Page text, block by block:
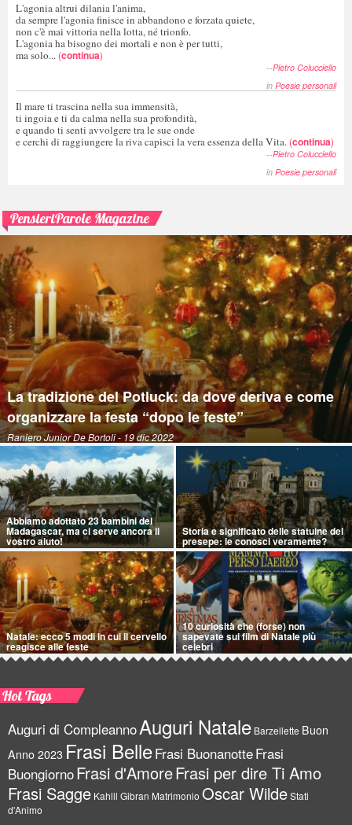
L'agonia altrui dilania l'anima,
da sempre l'agonia finisce in abbandono e forzata quiete,
non c'è mai vittoria nella lotta, né trionfo.
L'agonia ha bisogno dei mortali e non è per tutti,
ma solo... (continua)
--Pietro Colucciello
in Poesie personali
Il mare ti trascina nella sua immensità,
ti ingoia e ti da calma nella sua profondità,
e quando ti senti avvolgere tra le sue onde
e cerchi di raggiungere la riva capisci la vera essenza della Vita. (continua)
--Pietro Colucciello
in Poesie personali
PensieriParole Magazine
La tradizione del Potluck: da dove deriva e come
organizzare la festa “dopo le feste”
Raniero Junior De Bortoli- 19 dic 2022
Abbiamo adottato 23 bambini del
Madagascar, ma ci serve ancora il
vostro aiuto!
Storia e significato delle statuine del
presepe: le conosci veramente?
Natale: ecco 5 modi in cui il cervello
reagisce alle feste
10 curiosità che (forse) non
sapevate sui film di Natale più
celebri
Hot Tags
Auguri di CompleannoAuguri Natale Barzellette Buon
Anno 2023 Frasi BelleFrasi BuonanotteFrasi
BuongiornoFrasi d'AmoreFrasi per dire Ti Amo
Frasi Sagge Kahlil Gibran Matrimonio Oscar WildeStati
d'Animo